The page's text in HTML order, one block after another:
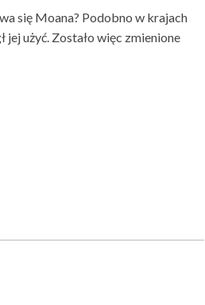
się Moana? Podobno w krajach
użyć. Zostało więc zmienione